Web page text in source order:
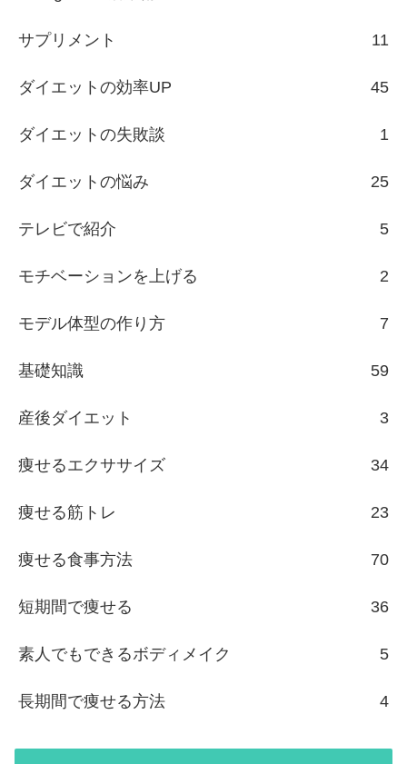
サプリメント 11
ダイエットの効率UP 45
ダイエットの失敗談 1
ダイエットの悩み 25
テレビで紹介 5
モチベーションを上げる 2
モデル体型の作り方 7
基礎知識 59
産後ダイエット 3
痩せるエクササイズ 34
痩せる筋トレ 23
痩せる食事方法 70
短期間で痩せる 36
素人でもできるボディメイク 5
長期間で痩せる方法 4